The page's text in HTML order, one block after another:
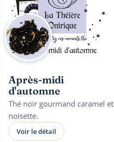
Après-midi
d'automne
Thé noir gourmand caramel et
noisette.
Voir le détail